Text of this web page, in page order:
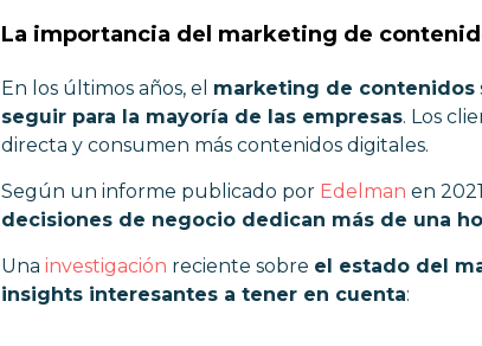
La importancia del marketing de
En los últimos años, el marketing de contenidos
seguir para la mayoría de las empresas. Los
directa y consumen más contenidos digitales.
Según un informe publicado por Edelman en
decisiones de negocio dedican más de una
Una investigación reciente sobre el estado del
insights interesantes a tener en cuenta: